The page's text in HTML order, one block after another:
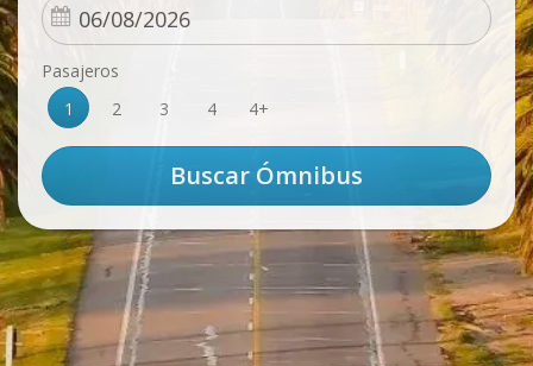
Pasajeros
1
2 3 4 4+